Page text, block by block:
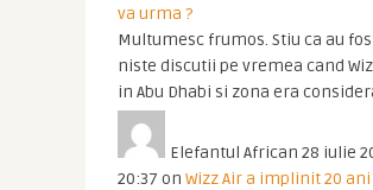
va urma ?
Multumesc frumos. Stiu ca au
niste discutii pe vremea cand
in Abu Dhabi si zona era
Elefantul African 28 iulie
20:37 on Wizz Air a implinit 20